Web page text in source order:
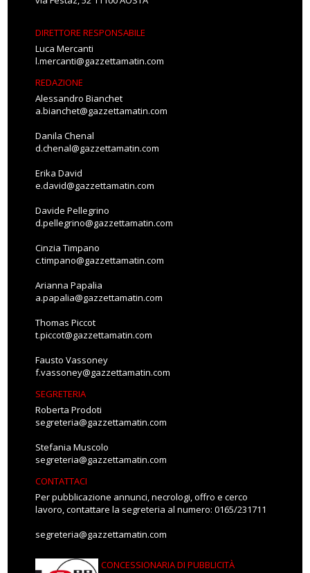
DIRETTORE RESPONSABILE
Luca Mercanti
l.mercanti@gazzettamatin.com
REDAZIONE
Alessandro Bianchet
a.bianchet@gazzettamatin.com
Danila Chenal
d.chenal@gazzettamatin.com
Erika David
e.david@gazzettamatin.com
Davide Pellegrino
d.pellegrino@gazzettamatin.com
Cinzia Timpano
c.timpano@gazzettamatin.com
Arianna Papalia
a.papalia@gazzettamatin.com
Thomas Piccot
t.piccot@gazzettamatin.com
Fausto Vassoney
f.vassoney@gazzettamatin.com
SEGRETERIA
Roberta Prodoti
segreteria@gazzettamatin.com
Stefania Muscolo
segreteria@gazzettamatin.com
CONTATTACI
Per pubblicazione annunci, necrologi, offro e cerco
lavoro, contattare la segreteria al numero: 0165/231711
segreteria@gazzettamatin.com
CONCESSIONARIA DI PUBBLICITÀ